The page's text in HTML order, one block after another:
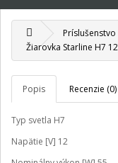
Príslušenstvo
Žiarovka Starline H7
Popis Recenzie (0)
Typ svetla H7
Napätie [V] 12